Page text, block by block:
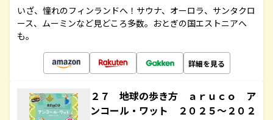
いざ、憧れのフィンランドへ！サウナ、オーロラ、サンタクロ
ース、ムーミンなど見どころ多数。おとぎの国エストニアへ
も。
詳細を見る
２７ 地球の歩き方 ａｒｕｃｏ ア
ンコール・ワット ２０２５～２０２